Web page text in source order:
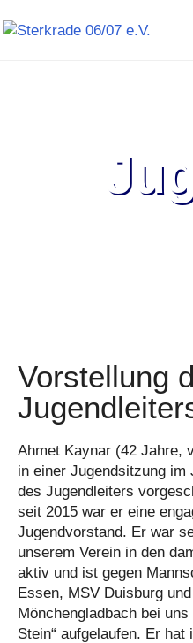
Vorstellung
Ahmet Kaynar (42 Jahre,
in einer Jugendsitzung
des Jugendleiters
seit 2015 war er eine
Jugendvorstand. Er war
unserem Verein in den
aktiv und ist gegen
Essen, MSV Duisburg
Mönchengladbach bei
Stein“ aufgelaufen. Er